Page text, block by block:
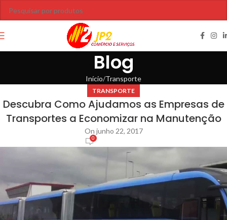
Blog
Início Transporte
TRANSPORTE
Descubra Como Ajudamos as Empresas de
Transportes a Economizar na Manutenção
On junho 22, 2017
0